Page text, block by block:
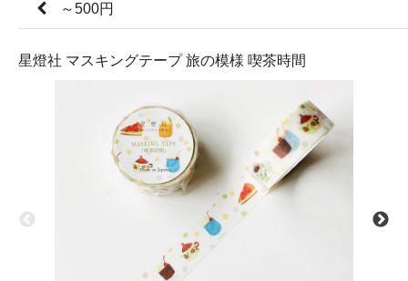
～500円
星燈社 マスキングテープ 旅の模様 喫茶時間